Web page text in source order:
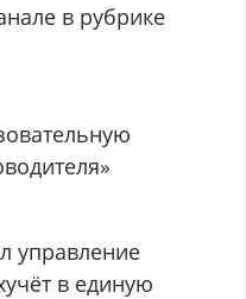
в рубрике
управление
в единую